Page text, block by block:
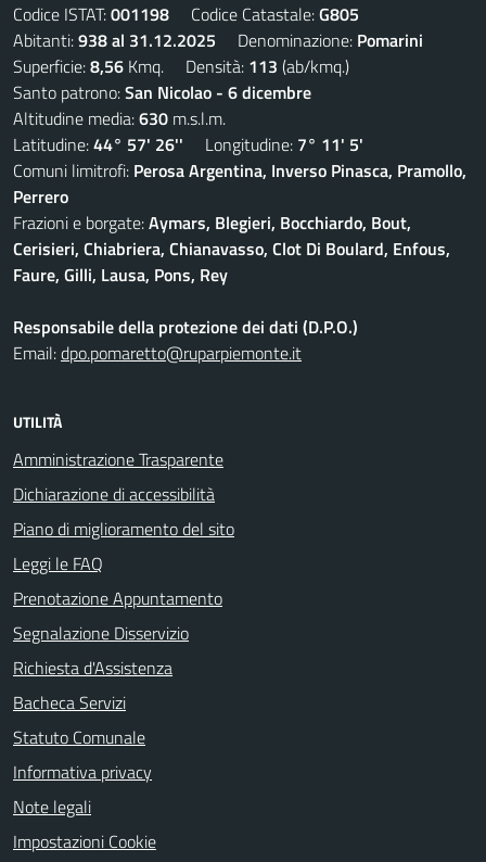
Codice ISTAT:001198 Codice Catastale:G805
Abitanti:938 al 31.12.2025 Denominazione: Pomarini
Superficie:8,56 Kmq. Densità: 113 (ab/kmq.)
Santo patrono:San Nicolao - 6 dicembre
Altitudine media:630 m.s.l.m.
Latitudine:44° 57' 26'' Longitudine: 7° 11' 5'
Comuni limitrofi: Perosa Argentina, Inverso Pinasca, Pramollo,
Perrero
Frazioni e borgate:Aymars, Blegieri, Bocchiardo, Bout,
Cerisieri, Chiabriera, Chianavasso, Clot Di Boulard, Enfous,
Faure, Gilli, Lausa, Pons, Rey
Responsabile della protezione dei dati (D.P.O.)
Email:dpo.pomaretto@ruparpiemonte.it
UTILITÀ
Amministrazione Trasparente
Dichiarazione di accessibilità
Piano di miglioramento del sito
Leggi le FAQ
Prenotazione Appuntamento
Segnalazione Disservizio
Richiesta d'Assistenza
Bacheca Servizi
Statuto Comunale
Informativa privacy
Note legali
Impostazioni Cookie